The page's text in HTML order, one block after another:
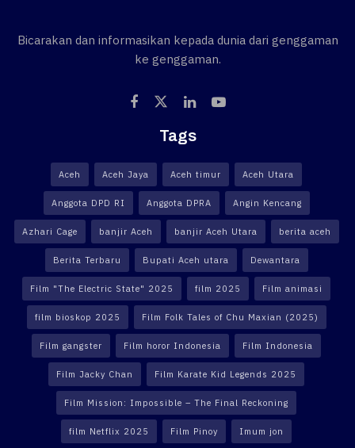
Bicarakan dan informasikan kepada dunia dari genggaman
ke genggaman.
Tags
Aceh Aceh Jaya Aceh timur Aceh Utara
Anggota DPD RI Anggota DPRA Angin Kencang
Azhari Cage banjir Aceh banjir Aceh Utara berita aceh
Berita Terbaru Bupati Aceh utara Dewantara
Film "The Electric State" 2025 film 2025 Film animasi
film bioskop 2025 Film Folk Tales of Chu Maxian (2025)
Film gangster Film horor Indonesia Film Indonesia
Film Jacky Chan Film Karate Kid Legends 2025
Film Mission: Impossible – The Final Reckoning
film Netflix 2025 Film Pinoy Imum jon